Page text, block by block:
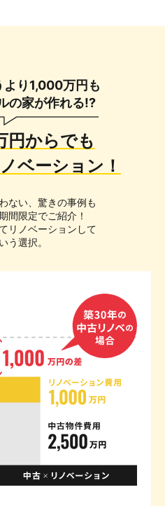
より1,000万円も
の家が作れる!?
からでも
ベーション！
ない、驚きの事例も
間限定でご紹介！
リノベーションして
う選択。